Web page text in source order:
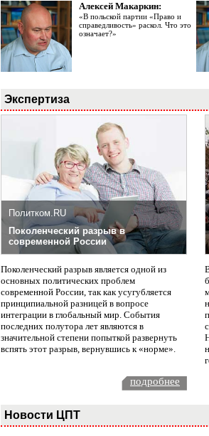
Алексей Макаркин:
«В польской партии «Право и
справедливость» раскол. Что это
означает?»
Экспертиза
Политком.RU
Поколенческий разрыв в
современной России
Поколенческий разрыв является одной из
основных политических проблем
современной России, так как усугубляется
принципиальной разницей в вопросе
интеграции в глобальный мир. События
последних полутора лет являются в
значительной степени попыткой развернуть
вспять этот разрыв, вернувшись к «норме».
подробнее
Новости ЦПТ